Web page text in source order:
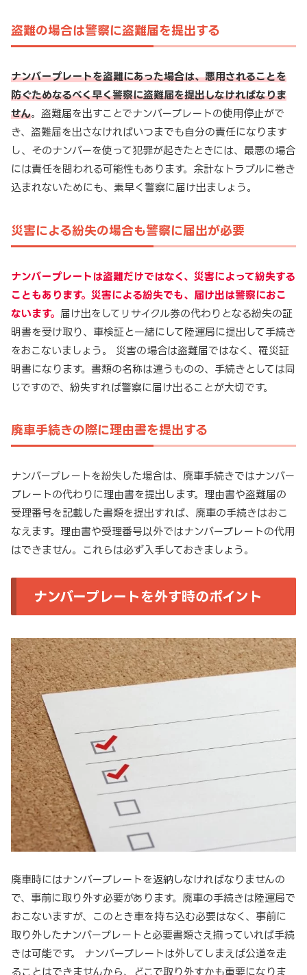
盗難の場合は警察に盗難届を提出する
ナンバープレートを盗難にあった場合は、悪用されることを
防ぐためなるべく早く警察に盗難届を提出しなければなりま
せん。盗難届を出すことでナンバープレートの使用停止がで
き、盗難届を出さなければいつまでも自分の責任になります
し、そのナンバーを使って犯罪が起きたときには、最悪の場合
には責任を問われる可能性もあります。余計なトラブルに巻き
込まれないためにも、素早く警察に届け出ましょう。
災害による紛失の場合も警察に届出が必要
ナンバープレートは盗難だけではなく、災害によって紛失する
こともあります。災害による紛失でも、届け出は警察におこ
ないます。 届け出をしてリサイクル券の代わりとなる紛失の証
明書を受け取り、車検証と一緒にして陸運局に提出して手続き
をおこないましょう。 災害の場合は盗難届ではなく、罹災証
明書になります。書類の名称は違うものの、手続きとしては同
じですので、紛失すれば警察に届け出ることが大切です。
廃車手続きの際に理由書を提出する
ナンバープレートを紛失した場合は、廃車手続きではナンバー
プレートの代わりに理由書を提出します。理由書や盗難届の
受理番号を記載した書類を提出すれば、廃車の手続きはおこ
なえます。理由書や受理番号以外ではナンバープレートの代用
はできません。これらは必ず入手しておきましょう。
ナンバープレートを外す時のポイント
廃車時にはナンバープレートを返納しなければなりませんの
で、事前に取り外す必要があります。廃車の手続きは陸運局で
おこないますが、このとき車を持ち込む必要はなく、事前に
取り外したナンバープレートと必要書類さえ揃っていれば手続
きは可能です。 ナンバープレートは外してしまえば公道を走
ることはできませんから、どこで取り外すかも重要になりま